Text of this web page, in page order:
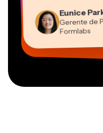
Eunice
Gerente de
Formlabs
Vannesia
CEO en
Grant
Co-Fundador
Socio
Kerry-lee
Youtuber
Gracie
Director
Heidi Rae
Educación
Consultor
Mitch
Freelancer
Dina